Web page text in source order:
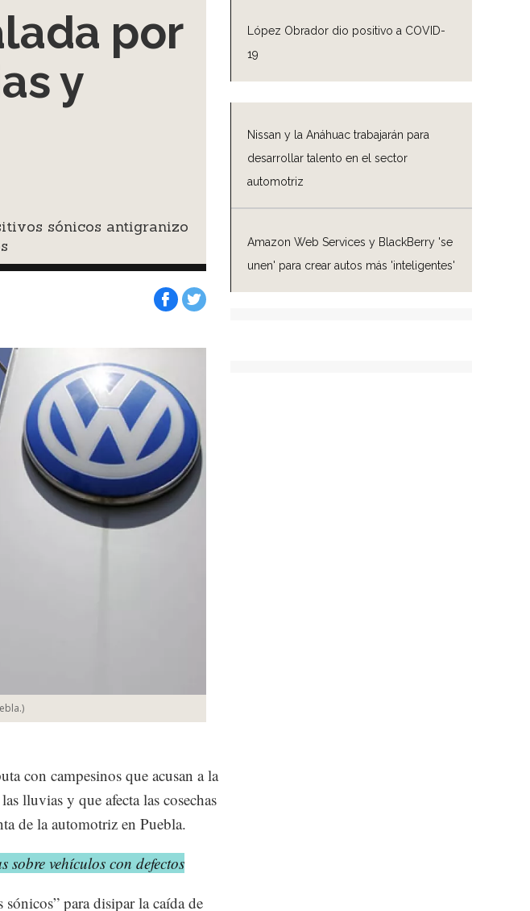
López Obrador dio positivo a COVID-
19
Nissan y la Anáhuac trabajarán para
desarrollar talento en el sector
automotriz
Amazon Web Services y BlackBerry 'se
unen' para crear autos más 'inteligentes'
por
y
sónicos antigranizo
)
con campesinos que acusan a la
lluvias y que afecta las cosechas
de la automotriz en Puebla.
sobre vehículos con defectos
para disipar la caída de